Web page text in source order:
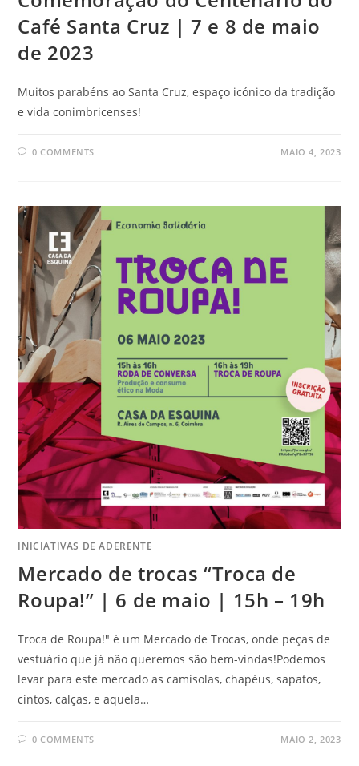
Café Santa Cruz | 7 e 8 de maio
de 2023
Muitos parabéns ao Santa Cruz, espaço icónico da tradição
e vida conimbricenses!
0 COMMENTS MAIO 4, 2023
INICIATIVAS DE ADERENTE
Mercado de trocas “Troca de
Roupa!” | 6 de maio | 15h – 19h
Troca de Roupa!" é um Mercado de Trocas, onde peças de
vestuário que já não queremos são bem-vindas!Podemos
levar para este mercado as camisolas, chapéus, sapatos,
cintos, calças, e aquela…
0 COMMENTS MAIO 2, 2023